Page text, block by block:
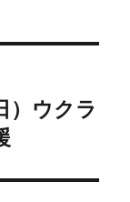
）ウクラ